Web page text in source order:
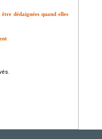
dédaignées quand elles